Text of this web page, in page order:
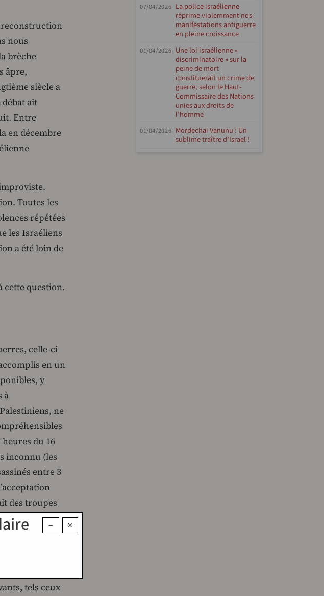
reconstruction
nous
brèche
âpre,
siècle a
débat ait
Entre
en décembre
Toutes les
répétées
les Israéliens
a été loin de
cette question.
celle-ci
en un
y
à
ne
du 16
inconnu (les
entre 3
des troupes
d’Israël
voies
cadavres de
tels ceux
×
−
07/04/2026 La police israélienne
réprime violemment nos
manifestations antiguerre
en pleine croissance
01/04/2026 Une loi israélienne «
discriminatoire » sur la
peine de mort
constituerait un crime de
guerre, selon le Haut-
Commissaire des Nations
unies aux droits de
l’homme
01/04/2026 Mordechai Vanunu : Un
sublime traître d’Israel !